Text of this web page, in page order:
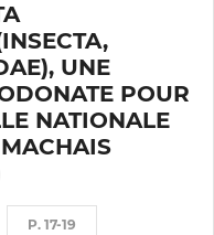
UNE
POUR
NATIONALE
P. 17-19